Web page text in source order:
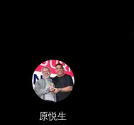
原悦生